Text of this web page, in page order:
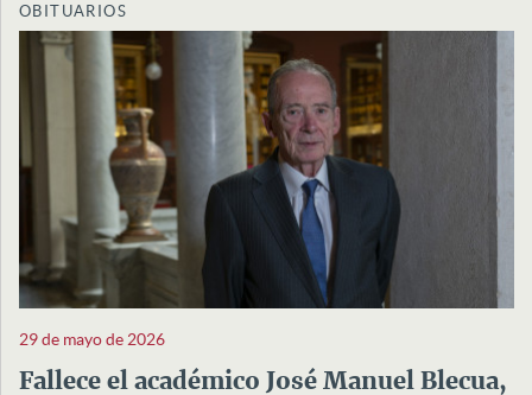
OBITUARIOS
29 de mayo de 2026
Fallece el académico José Manuel Blecua,